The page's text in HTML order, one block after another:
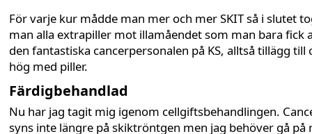
För varje kur mådde man mer och mer SKIT så i slutet
man alla extrapiller mot illamåendet som man bara fick
den fantastiska cancerpersonalen på KS, alltså tillägg till
hög med piller.
Färdigbehandlad
Nu har jag tagit mig igenom cellgiftsbehandlingen.
syns inte längre på skiktröntgen men jag behöver gå på